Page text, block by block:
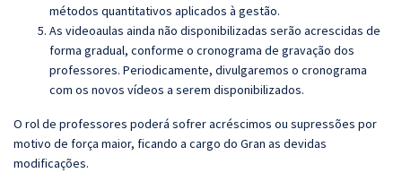
métodos quantitativos aplicados à gestão.
As videoaulas ainda não disponibilizadas serão acrescidas de
forma gradual, conforme o cronograma de gravação dos
professores. Periodicamente, divulgaremos o cronograma
com os novos vídeos a serem disponibilizados.
O rol de professores poderá sofrer acréscimos ou supressões por
motivo de força maior, ficando a cargo do Gran as devidas
modificações.